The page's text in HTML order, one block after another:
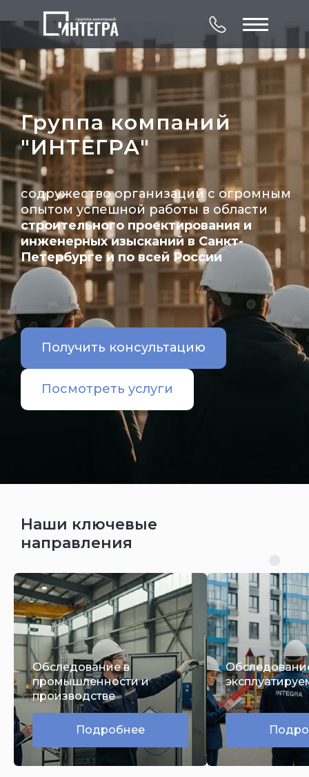
Комплексное
обследование
зданий и сооружений
О компании
Услуги
Объекты
Лицензии
Контакты
Группа компаний
"ИНТЕГРА"
содружество организаций с огромным
опытом успешной работы в области
строительного проектирования и
инженерных изысканий в Санкт-
Петербурге и по всей России
Получить консультацию
Посмотреть услуги
Наши ключевые
направления
Обследование в
промышленности и
производстве
Подробнее